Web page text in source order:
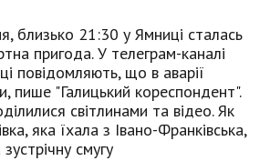
близько 21:30 у Ямниці сталась
пригода. У телеграм-каналі
повідомляють, що в аварії
пише "Галицький кореспондент".
світлинами та відео. Як
яка їхала з Івано-Франківська,
смугу